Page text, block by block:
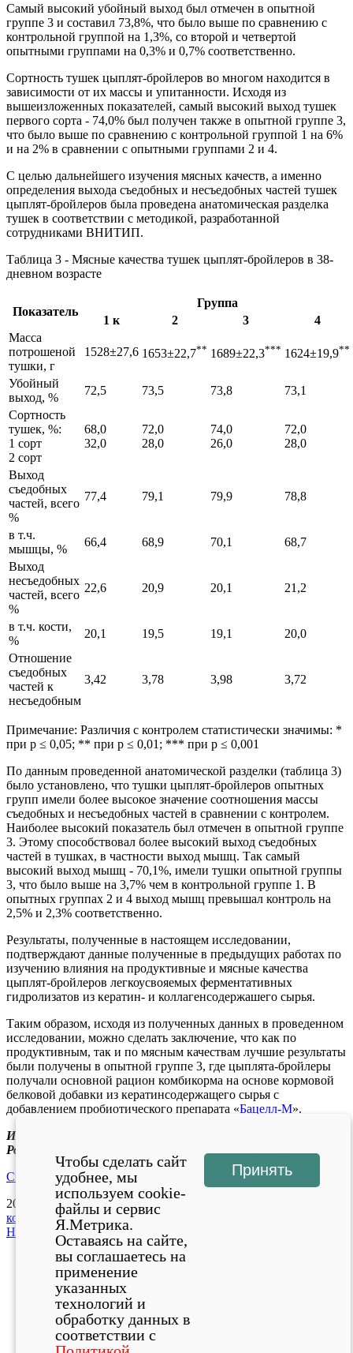
Самый высокий убойный выход был отмечен в опытной
группе 3 и составил 73,8%, что было выше по сравнению с
контрольной группой на 1,3%, со второй и четвертой
опытными группами на 0,3% и 0,7% соответственно.
Сортность тушек цыплят-бройлеров во многом находится в
зависимости от их массы и упитанности. Исходя из
вышеизложенных показателей, самый высокий выход тушек
первого сорта - 74,0% был получен также в опытной группе 3,
что было выше по сравнению с контрольной группой 1 на 6%
и на 2% в сравнении с опытными группами 2 и 4.
С целью дальнейшего изучения мясных качеств, а именно
определения выхода съедобных и несъедобных частей тушек
цыплят-бройлеров была проведена анатомическая разделка
тушек в соответствии с методикой, разработанной
сотрудниками ВНИТИП.
Таблица 3 - Мясные качества тушек цыплят-бройлеров в 38-
дневном возрасте
Показатель
Группа
1 к
2 3
4
Масса
потрошеной
тушки, г
1528±27,6 1653±22,7** 1689±22,3*** 1624±19,9**
Убойный
выход, %
72,5 73,5 73,8
73,1
Сортность
тушек, %:
1 сорт
2 сорт
68,0
32,0
72,0
28,0
74,0
26,0
72,0
28,0
Выход
съедобных
частей, всего
%
77,4 79,1 79,9 78,8
в т.ч.
мышцы, %
66,4 68,9 70,1
68,7
Выход
несъедобных
частей, всего
%
22,6 20,9 20,1 21,2
в т.ч. кости,
%
20,1 19,5 19,1
20,0
Отношение
съедобных
частей к
несъедобным
3,42 3,78 3,98 3,72
Примечание: Различия с контролем статистически значимы: *
при р ≤ 0,05; ** при р ≤ 0,01; *** при р ≤ 0,001
По данным проведенной анатомической разделки (таблица 3)
было установлено, что тушки цыплят-бройлеров опытных
групп имели более высокое значение соотношения массы
съедобных и несъедобных частей в сравнении с контролем.
Наиболее высокий показатель был отмечен в опытной группе
3. Этому способствовал более высокий выход съедобных
частей в тушках, в частности выход мышц. Так самый
высокий выход мышц - 70,1%, имели тушки опытной группы
3, что было выше на 3,7% чем в контрольной группе 1. В
опытных группах 2 и 4 выход мышц превышал контроль на
2,5% и 2,3% соответственно.
Результаты, полученные в настоящем исследовании,
подтверждают данные полученные в предыдущих работах по
изучению влияния на продуктивные и мясные качества
цыплят-бройлеров легкоусвояемых ферментативных
гидролизатов из кератин- и коллагенсодержашего сырья.
Таким образом, исходя из полученных данных в проведенном
исследовании, можно сделать заключение, что как по
продуктивным, так и по мясным качествам лучшие результаты
были получены в опытной группе 3, где цыплята-бройлеры
получали основной рацион комбикорма на основе кормовой
белковой добавки из кератинсодержащего сырья с
добавлением пробиотического препарата «Бацелл-М».
Исследование выполнено при поддержке гранта
Российского научного фонда (проект № 17-16-01028)
Скачать статью
2026 ©
Биотехагро.рф
конфиденциальности
Наверх
Чтобы сделать сайт
удобнее, мы
используем cookie-
файлы и сервис
Я.Метрика.
Оставаясь на сайте,
вы соглашаетесь на
применение
указанных
технологий и
обработку данных в
соответствии с
Принять